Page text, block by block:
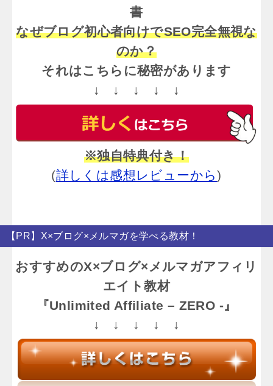
書
なぜブログ初心者向けでSEO完全無視な
のか？
それはこちらに秘密があります
↓ ↓ ↓ ↓ ↓
※独自特典付き！
(詳しくは感想レビューから)
【PR】X×ブログ×メルマガを学べる教材！
おすすめのX×ブログ×メルマガアフィリ
エイト教材
『Unlimited Affiliate – ZERO -』
↓ ↓ ↓ ↓ ↓